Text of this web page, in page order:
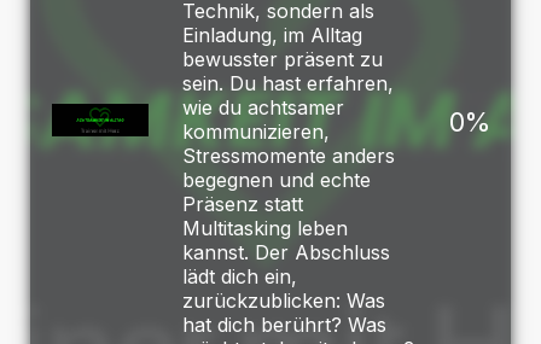
Technik, sondern als
Einladung, im Alltag
bewusster präsent zu
sein. Du hast erfahren,
wie du achtsamer
kommunizieren,
Stressmomente anders
begegnen und echte
Präsenz statt
Multitasking leben
kannst. Der Abschluss
lädt dich ein,
zurückzublicken: Was
hat dich berührt? Was
0%